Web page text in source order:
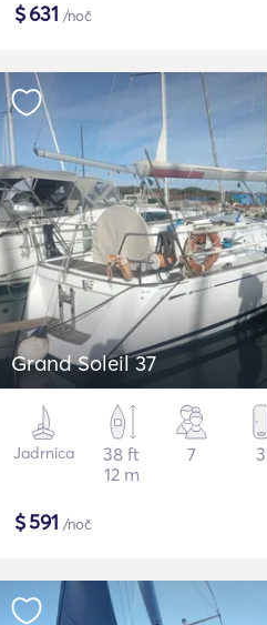
$631 /noč
Grand Soleil 37
Jadrnica
38 ft
12 m
7 3
$591 /noč